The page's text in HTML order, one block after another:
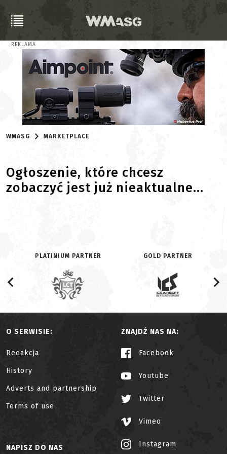
REKLAMA
WMASG MARKETPLACE
Ogłoszenie, które chcesz
zobaczyć jest już nieaktualne...
PLATINIUM PARTNER GOLD PARTNER
O SERWISIE:
Redakcja
History
Adverts and partnership
Terms of use
ZNAJDŹ NAS NA:
Facebook
Youtube
Twitter
Vimeo
Instagram
NAPISZ DO NAS